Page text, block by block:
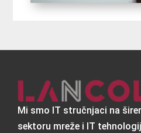
Mi smo IT stručnjaci na
sektoru mreže i IT